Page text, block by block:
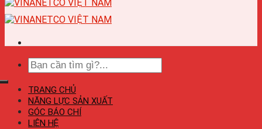
TRANG CHỦ
NĂNG LỰC SẢN XUẤT
GÓC BÁO CHÍ
LIÊN HỆ